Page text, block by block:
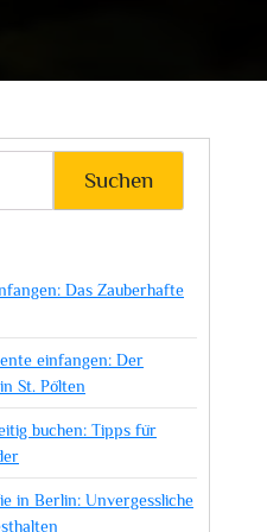
Suchen
Das Zauberhafte
einfangen: Der
St. Pölten
buchen: Tipps für
in Berlin: Unvergessliche